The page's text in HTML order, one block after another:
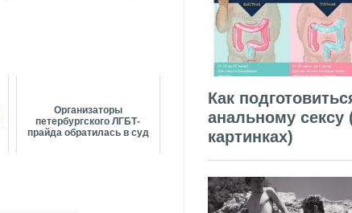
Организаторы
петербургского ЛГБТ-
прайда обратилась в суд
Как
анальному сексу
картинках)